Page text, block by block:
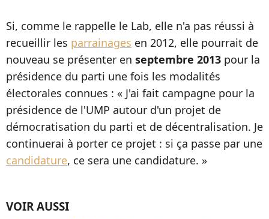
Si, comme le rappelle le Lab, elle n'a pas réussi à
recueillir les parrainages en 2012, elle pourrait de
nouveau se présenter en septembre 2013 pour la
présidence du parti une fois les modalités
électorales connues : « J'ai fait campagne pour la
présidence de l'UMP autour d'un projet de
démocratisation du parti et de décentralisation. Je
continuerai à porter ce projet : si ça passe par une
candidature, ce sera une candidature. »
VOIR AUSSI